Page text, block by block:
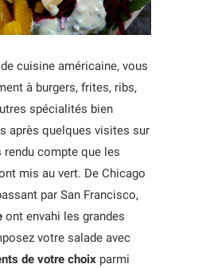
cuisine américaine, vous
à burgers, frites, ribs,
spécialités bien
après quelques visites sur
rendu compte que les
mis au vert. De Chicago
par San Francisco,
ont envahi les grandes
votre salade avec
de votre choix parmi